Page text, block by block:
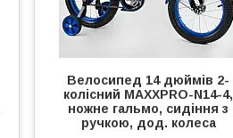
Велосипед 14 дюймів 2-
колісний MAXXPRO-N14-4,
ножне гальмо, сидіння з
ручкою, дод. колеса